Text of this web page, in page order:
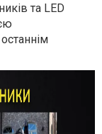
та LED